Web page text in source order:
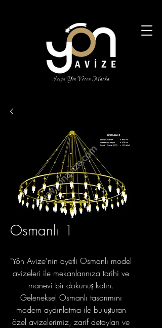
Osmanlı 1
"Yön Avize'nin ayetli Osmanlı model
avizeleri ile mekanlarınıza tarihi ve
manevi bir dokunuş katın.
Geleneksel Osmanlı tasarımını
modern aydınlatma ile buluşturan
özel avizelerimiz, zarif detayları ve